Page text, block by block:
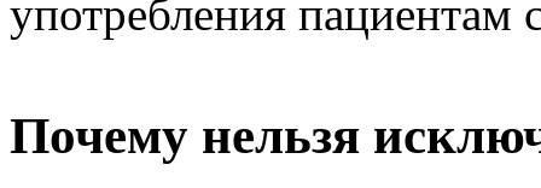
употребления пациентам
Почему нельзя